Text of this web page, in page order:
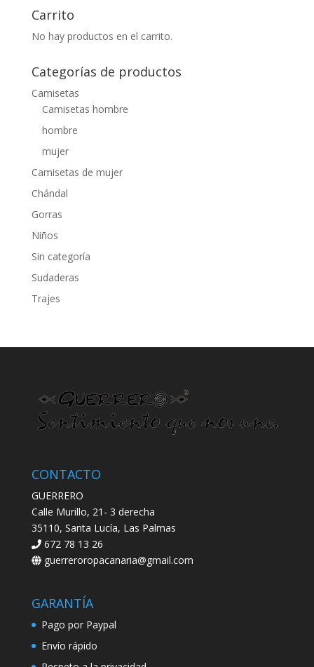
Carrito
No hay productos en el carrito.
Categorías de productos
Camisetas
Camisetas hombre
hombre
mujer
Camisetas de mujer
Chándal
Gorras
Niños
Sin categoría
Sudaderas
Trajes
CONTACTO
GUERRERO
Calle Murillo, 21- 3 derecha
35110, Santa Lucía, Las Palmas
672 78 13 26
guerreroropacanaria@gmail.com
GARANTÍA
Pago por Paypal
Envío rápido